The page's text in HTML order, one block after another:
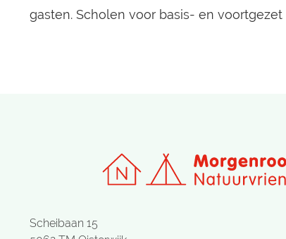
gasten. Scholen voor basis- en
Scheibaan 15